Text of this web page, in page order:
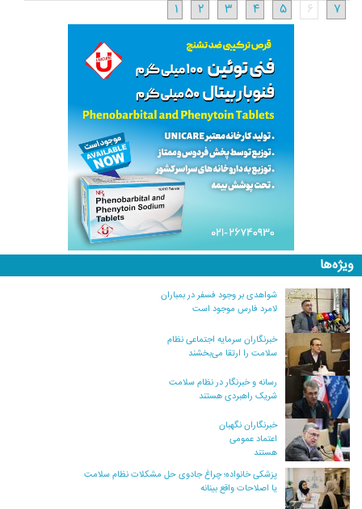
1
2 3 4 5 6 7
ویژه‌ها
شواهدی بر وجود فسفر در بمباران
لامرد فارس موجود است
خبرنگاران سرمایه اجتماعی نظام
سلامت را ارتقا می‌بخشند
رسانه و خبرنگار در نظام سلامت
شریک راهبردی هستند
خبرنگاران نگهبان
اعتماد عمومی
هستند
پزشکی خانواده؛ چراغ جادوی حل مشکلات نظام سلامت
یا اصلاحات واقع بینانه